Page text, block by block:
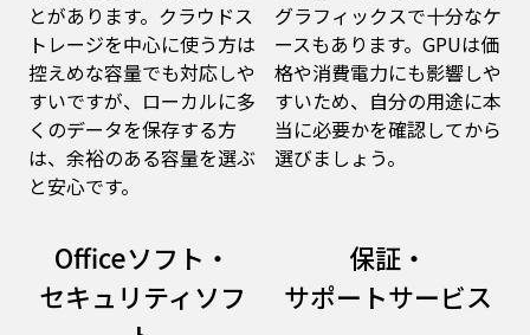
とがあります。クラウドス
トレージを中心に使う方は
控えめな容量でも対応しや
すいですが、ローカルに多
くのデータを保存する方
は、余裕のある容量を選ぶ
と安心です。
グラフィックスで十分なケ
ースもあります。GPUは価
格や消費電力にも影響しや
すいため、自分の用途に本
当に必要かを確認してから
選びましょう。
Officeソフト・
セキュリティソフ
保証・
サポートサービス